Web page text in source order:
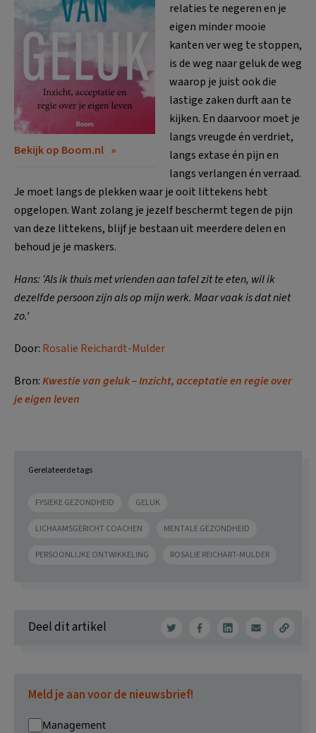
Bekijk op Boom.nl
relaties te negeren en je
eigen minder mooie
kanten ver weg te stoppen,
is de weg naar geluk de weg
waarop je juist ook die
lastige zaken durft aan te
kijken. En daarvoor moet je
langs vreugde én verdriet,
langs extase én pijn en
langs verlangen én verraad.
Je moet langs de plekken waar je ooit littekens hebt
opgelopen. Want zolang je jezelf beschermt tegen de pijn
van deze littekens, blijf je bestaan uit meerdere delen en
behoud je je maskers.
Hans: ‘Als ik thuis met vrienden aan tafel zit te eten, wil ik
dezelfde persoon zijn als op mijn werk. Maar vaak is dat niet
zo.’
Door: Rosalie Reichardt-Mulder
Bron:Kwestie van geluk – Inzicht, acceptatie en regie over
je eigen leven
Gerelateerde tags
FYSIEKE GEZONDHEID GELUK
LICHAAMSGERICHT COACHEN MENTALE GEZONDHEID
PERSOONLIJKE ONTWIKKELING ROSALIE REICHART-MULDER
Deel dit artikel
Meld je aan voor de nieuwsbrief!
Management